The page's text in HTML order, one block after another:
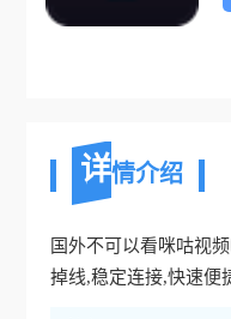
详情介绍
国外不可以看咪咕视
掉线,稳定连接,快速便